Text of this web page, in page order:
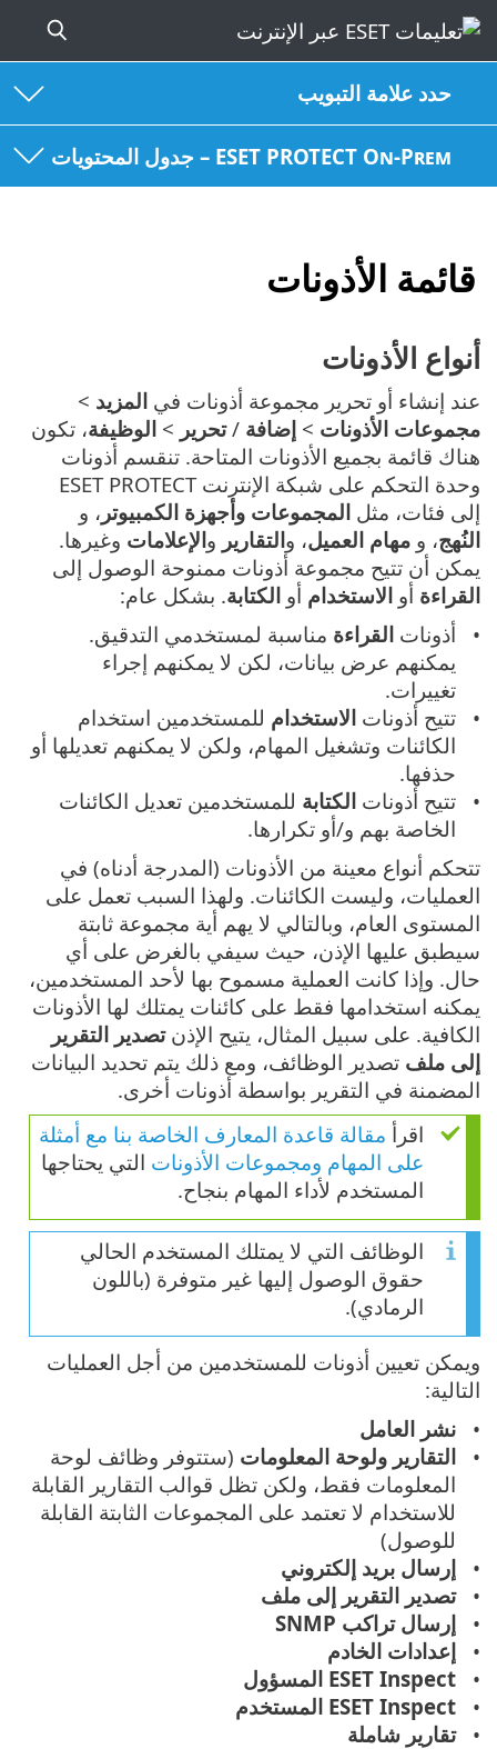
حدد علامة التبويب
ESET PROTECT On-Prem – جدول المحتويات
قائمة الأذونات
أنواع الأذونات
عند إنشاء أو تحرير مجموعة أذونات في المزيد >
مجموعات الأذونات > إضافة /تحرير > الوظيفة، تكون
هناك قائمة بجميع الأذونات المتاحة. تنقسم أذونات
وحدة التحكم على شبكة الإنترنت ESET PROTECT
إلى فئات، مثل المجموعات وأجهزة الكمبيوتر ، و
النُهج، و مهام العميل، والتقارير والإعلامات وغيرها.
يمكن أن تتيح مجموعة أذونات ممنوحة الوصول إلى
القراءة أو الاستخدام أو الكتابة. بشكل عام:
أذوناتالقراءة مناسبة لمستخدمي التدقيق.
يمكنهم عرض بيانات، لكن لا يمكنهم إجراء
تغييرات.
تتيح أذوناتالاستخدام للمستخدمين استخدام
الكائنات وتشغيل المهام، ولكن لا يمكنهم تعديلها أو
حذفها.
تتيح أذوناتالكتابة للمستخدمين تعديل الكائنات
الخاصة بهم و/أو تكرارها.
تتحكم أنواع معينة من الأذونات (المدرجة أدناه) في
العمليات، وليست الكائنات. ولهذا السبب تعمل على
المستوى العام، وبالتالي لا يهم أية مجموعة ثابتة
سيطبق عليها الإذن، حيث سيفي بالغرض على أي
حال. وإذا كانت العملية مسموح بها لأحد المستخدمين،
يمكنه استخدامها فقط على كائنات يمتلك لها الأذونات
الكافية. على سبيل المثال، يتيح الإذنتصدير التقرير
إلى ملف تصدير الوظائف، ومع ذلك يتم تحديد البيانات
المضمنة في التقرير بواسطة أذونات أخرى.
اقرأ مقالة قاعدة المعارف الخاصة بنا مع أمثلة
على المهام ومجموعات الأذونات التي يحتاجها
المستخدم لأداء المهام بنجاح.
الوظائف التي لا يمتلك المستخدم الحالي
حقوق الوصول إليها غير متوفرة (باللون
الرمادي).
ويمكن تعيين أذونات للمستخدمين من أجل العمليات
التالية:
نشر العامل
التقارير ولوحة المعلومات (ستتوفر وظائف لوحة
المعلومات فقط، ولكن تظل قوالب التقارير القابلة
للاستخدام لا تعتمد على المجموعات الثابتة القابلة
للوصول)
إرسال بريد إلكتروني
تصدير التقرير إلى ملف
إرسال تراكب SNMP
إعدادات الخادم
ESET Inspect المسؤول
ESET Inspect المستخدم
تقارير شاملة